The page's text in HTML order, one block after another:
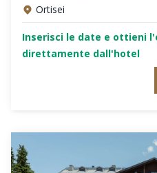
Ortisei
Inserisci le date e ottieni
direttamente dall'hotel